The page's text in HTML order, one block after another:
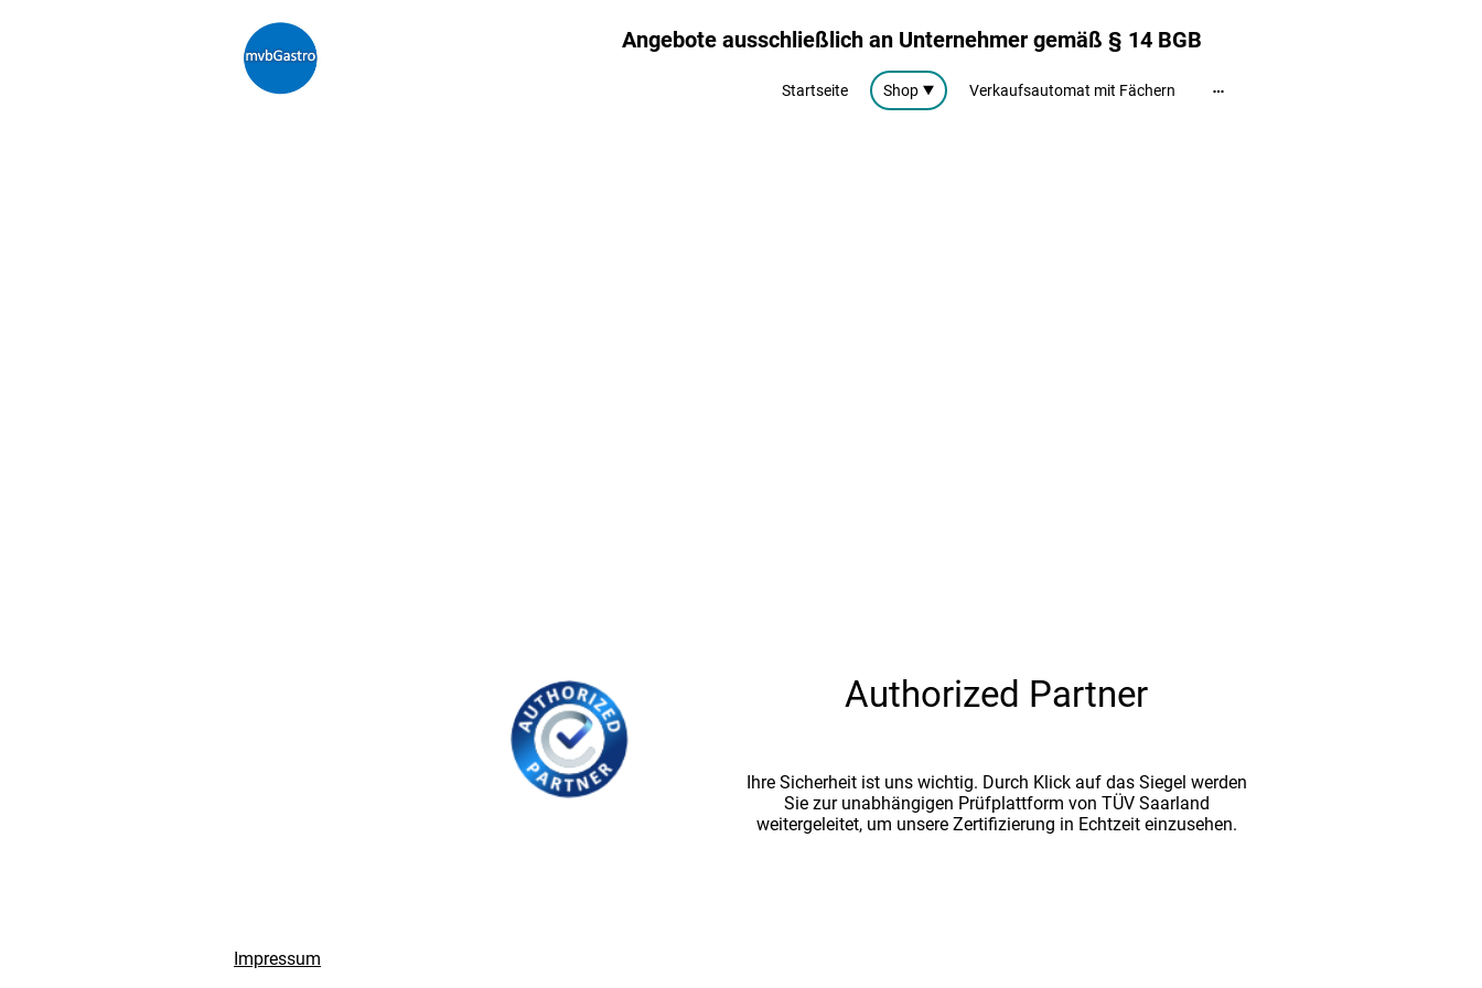
Angebote ausschließlich an Unternehmer gemäß § 14 BGB
Startseite Shop Verkaufsautomat mit Fächern
Authorized Partner
Ihre Sicherheit ist uns wichtig. Durch Klick auf das Siegel werden
Sie zur unabhängigen Prüfplattform von TÜV Saarland
weitergeleitet, um unsere Zertifizierung in Echtzeit einzusehen.
Impressum